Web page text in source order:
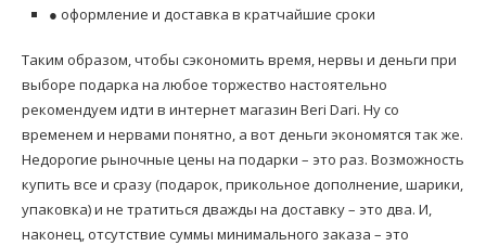
● оформление и доставка в кратчайшие сроки
Таким образом, чтобы сэкономить время, нервы и деньги при
выборе подарка на любое торжество настоятельно
рекомендуем идти в интернет магазин Beri Dari. Ну со
временем и нервами понятно, а вот деньги экономятся так же.
Недорогие рыночные цены на подарки – это раз. Возможность
купить все и сразу (подарок, прикольное дополнение, шарики,
упаковка) и не тратиться дважды на доставку – это два. И,
наконец, отсутствие суммы минимального заказа – это